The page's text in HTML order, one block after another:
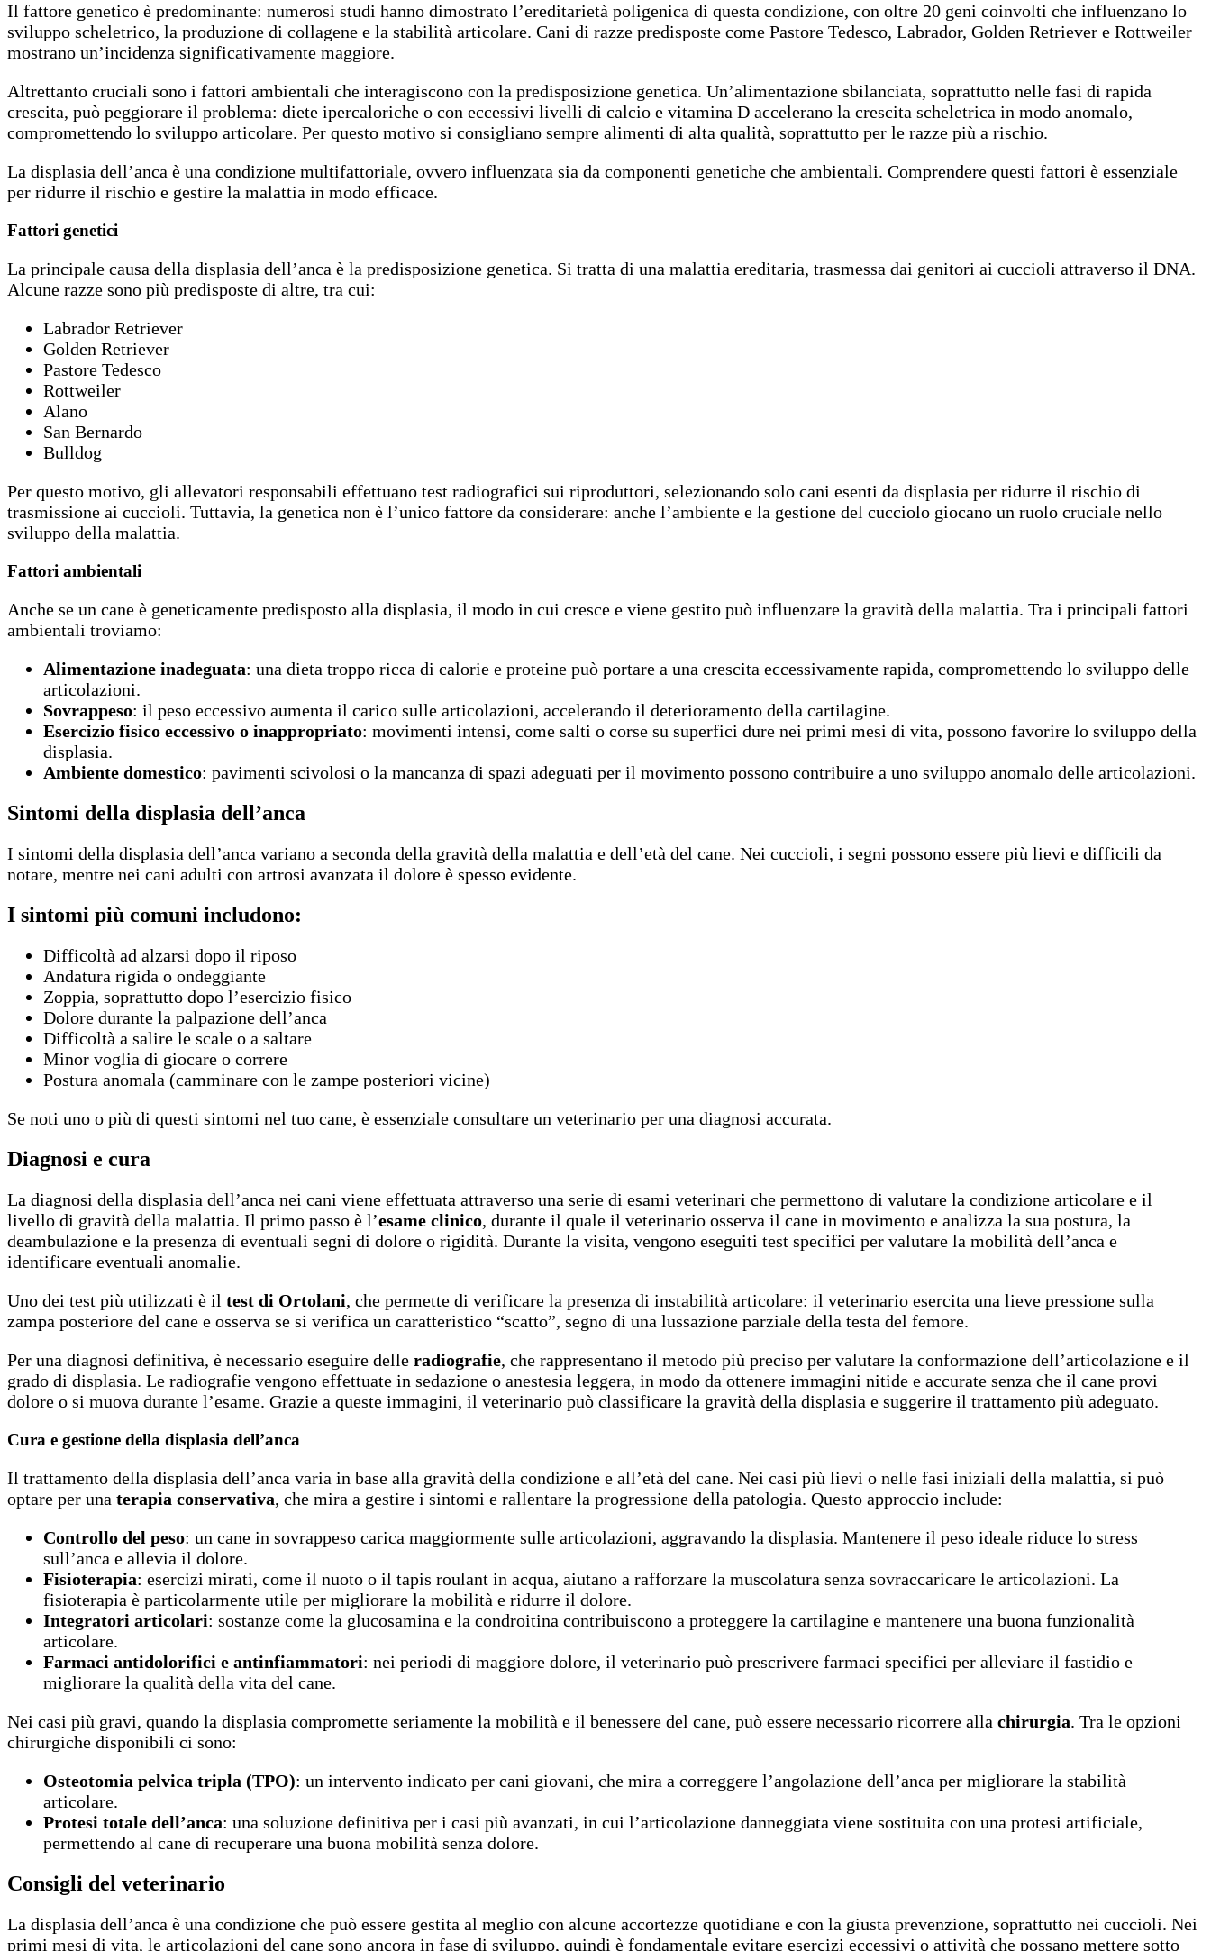
Il fattore genetico è predominante: numerosi studi hanno dimostrato l’ereditarietà poligenica di questa condizione, con oltre 20 geni coinvolti che influenzano lo
sviluppo scheletrico, la produzione di collagene e la stabilità articolare. Cani di razze predisposte come Pastore Tedesco, Labrador, Golden Retriever e Rottweiler
mostrano un’incidenza significativamente maggiore.
Altrettanto cruciali sono i fattori ambientali che interagiscono con la predisposizione genetica. Un’alimentazione sbilanciata, soprattutto nelle fasi di rapida
crescita, può peggiorare il problema: diete ipercaloriche o con eccessivi livelli di calcio e vitamina D accelerano la crescita scheletrica in modo anomalo,
compromettendo lo sviluppo articolare. Per questo motivo si consigliano sempre alimenti di alta qualità, soprattutto per le razze più a rischio.
La displasia dell’anca è una condizione multifattoriale, ovvero influenzata sia da componenti genetiche che ambientali. Comprendere questi fattori è essenziale
per ridurre il rischio e gestire la malattia in modo efficace.
Fattori genetici
La principale causa della displasia dell’anca è la predisposizione genetica. Si tratta di una malattia ereditaria, trasmessa dai genitori ai cuccioli attraverso il DNA.
Alcune razze sono più predisposte di altre, tra cui:
Labrador Retriever
Golden Retriever
Pastore Tedesco
Rottweiler
Alano
San Bernardo
Bulldog
Per questo motivo, gli allevatori responsabili effettuano test radiografici sui riproduttori, selezionando solo cani esenti da displasia per ridurre il rischio di
trasmissione ai cuccioli. Tuttavia, la genetica non è l’unico fattore da considerare: anche l’ambiente e la gestione del cucciolo giocano un ruolo cruciale nello
sviluppo della malattia.
Fattori ambientali
Anche se un cane è geneticamente predisposto alla displasia, il modo in cui cresce e viene gestito può influenzare la gravità della malattia. Tra i principali fattori
ambientali troviamo:
Alimentazione inadeguata: una dieta troppo ricca di calorie e proteine può portare a una crescita eccessivamente rapida, compromettendo lo sviluppo delle
articolazioni.
Sovrappeso: il peso eccessivo aumenta il carico sulle articolazioni, accelerando il deterioramento della cartilagine.
Esercizio fisico eccessivo o inappropriato: movimenti intensi, come salti o corse su superfici dure nei primi mesi di vita, possono favorire lo sviluppo della
displasia.
Ambiente domestico: pavimenti scivolosi o la mancanza di spazi adeguati per il movimento possono contribuire a uno sviluppo anomalo delle articolazioni.
Sintomi della displasia dell’anca
I sintomi della displasia dell’anca variano a seconda della gravità della malattia e dell’età del cane. Nei cuccioli, i segni possono essere più lievi e difficili da
notare, mentre nei cani adulti con artrosi avanzata il dolore è spesso evidente.
I sintomi più comuni includono:
Difficoltà ad alzarsi dopo il riposo
Andatura rigida o ondeggiante
Zoppia, soprattutto dopo l’esercizio fisico
Dolore durante la palpazione dell’anca
Difficoltà a salire le scale o a saltare
Minor voglia di giocare o correre
Postura anomala (camminare con le zampe posteriori vicine)
Se noti uno o più di questi sintomi nel tuo cane, è essenziale consultare un veterinario per una diagnosi accurata.
Diagnosi e cura
La diagnosi della displasia dell’anca nei cani viene effettuata attraverso una serie di esami veterinari che permettono di valutare la condizione articolare e il
livello di gravità della malattia. Il primo passo è l’esame clinico, durante il quale il veterinario osserva il cane in movimento e analizza la sua postura, la
deambulazione e la presenza di eventuali segni di dolore o rigidità. Durante la visita, vengono eseguiti test specifici per valutare la mobilità dell’anca e
identificare eventuali anomalie.
Uno dei test più utilizzati è il test di Ortolani, che permette di verificare la presenza di instabilità articolare: il veterinario esercita una lieve pressione sulla
zampa posteriore del cane e osserva se si verifica un caratteristico “scatto”, segno di una lussazione parziale della testa del femore.
Per una diagnosi definitiva, è necessario eseguire delle radiografie, che rappresentano il metodo più preciso per valutare la conformazione dell’articolazione e il
grado di displasia. Le radiografie vengono effettuate in sedazione o anestesia leggera, in modo da ottenere immagini nitide e accurate senza che il cane provi
dolore o si muova durante l’esame. Grazie a queste immagini, il veterinario può classificare la gravità della displasia e suggerire il trattamento più adeguato.
Cura e gestione della displasia dell’anca
Il trattamento della displasia dell’anca varia in base alla gravità della condizione e all’età del cane. Nei casi più lievi o nelle fasi iniziali della malattia, si può
optare per una terapia conservativa, che mira a gestire i sintomi e rallentare la progressione della patologia. Questo approccio include:
Controllo del peso: un cane in sovrappeso carica maggiormente sulle articolazioni, aggravando la displasia. Mantenere il peso ideale riduce lo stress
sull’anca e allevia il dolore.
Fisioterapia: esercizi mirati, come il nuoto o il tapis roulant in acqua, aiutano a rafforzare la muscolatura senza sovraccaricare le articolazioni. La
fisioterapia è particolarmente utile per migliorare la mobilità e ridurre il dolore.
Integratori articolari: sostanze come la glucosamina e la condroitina contribuiscono a proteggere la cartilagine e mantenere una buona funzionalità
articolare.
Farmaci antidolorifici e antinfiammatori: nei periodi di maggiore dolore, il veterinario può prescrivere farmaci specifici per alleviare il fastidio e
migliorare la qualità della vita del cane.
Nei casi più gravi, quando la displasia compromette seriamente la mobilità e il benessere del cane, può essere necessario ricorrere alla chirurgia. Tra le opzioni
chirurgiche disponibili ci sono:
Osteotomia pelvica tripla (TPO): un intervento indicato per cani giovani, che mira a correggere l’angolazione dell’anca per migliorare la stabilità
articolare.
Protesi totale dell’anca: una soluzione definitiva per i casi più avanzati, in cui l’articolazione danneggiata viene sostituita con una protesi artificiale,
permettendo al cane di recuperare una buona mobilità senza dolore.
Consigli del veterinario
La displasia dell’anca è una condizione che può essere gestita al meglio con alcune accortezze quotidiane e con la giusta prevenzione, soprattutto nei cuccioli. Nei
primi mesi di vita, le articolazioni del cane sono ancora in fase di sviluppo, quindi è fondamentale evitare esercizi eccessivi o attività che possano mettere sotto